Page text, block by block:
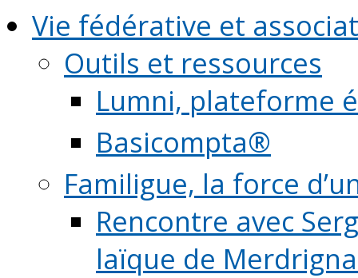
Vie fédérative et
Outils et ressources
Lumni, plateforme
Basicompta®
Familigue, la force
Rencontre avec
laïque de